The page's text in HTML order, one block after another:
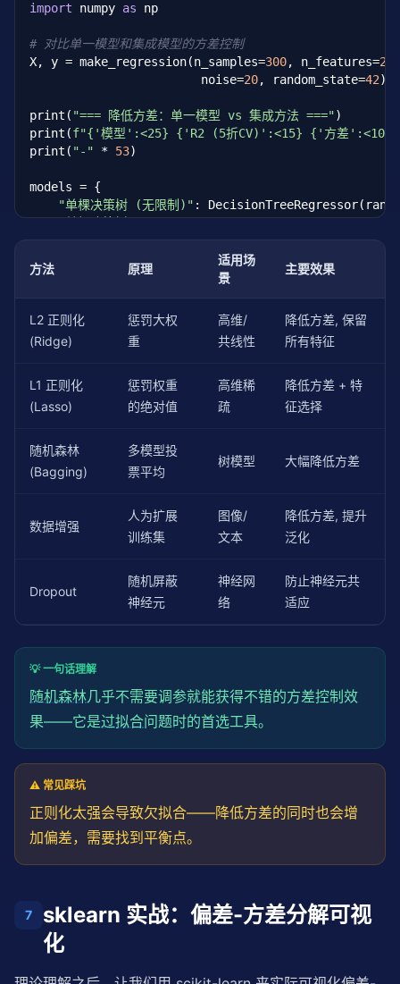
    scores = cross_val_score(model, X, y, cv=
    nonzero = np.sum(np.abs(model.coef_) >
    print(
f"{name:<18} {scores.mean():<15.4f}
import numpy as np
# 对比单一模型和集成模型的方差控制
X, y = make_regression(n_samples=300, n_features=20
                        noise=
20, random_state=42)
print( "=== 降低方差：单一模型 vs 集成方法 ===")
print(f"{'模型':<25} {'R2 (5折CV)':<15} {'方差':<10}"
print( "-" * 53)
models = {
"单棵决策树 (无限制)" :
        max_depth=
5, random_state=42),
: RandomForestRegressor(
        n_estimators=
, random_state=42),
        n_estimators=
, random_state=42 ),
"梯度提升 (100棵)" : GradientBoostingRegressor(
        n_estimators=
, max_depth=4, random_state=
for name, model in models.items():
方法 原理
适用场
景
主要效果
L2 正则化
(Ridge)
惩罚大权
重
高维/
共线性
降低方差, 保留
所有特征
L1 正则化
(Lasso)
惩罚权重
的绝对值
高维稀
疏
降低方差 + 特
征选择
随机森林
(Bagging)
多模型投
票平均
树模型 大幅降低方差
数据增强
人为扩展
训练集
图像/
文本
降低方差, 提升
泛化
Dropout
随机屏蔽
神经元
神经网
络
防止神经元共
适应
💡 一句话理解
随机森林几乎不需要调参就能获得不错的方差控制效
果——它是过拟合问题时的首选工具。
⚠️ 常见踩坑
正则化太强会导致欠拟合——降低方差的同时也会增
加偏差，需要找到平衡点。
7
sklearn 实战：偏差-方差分解可视
化